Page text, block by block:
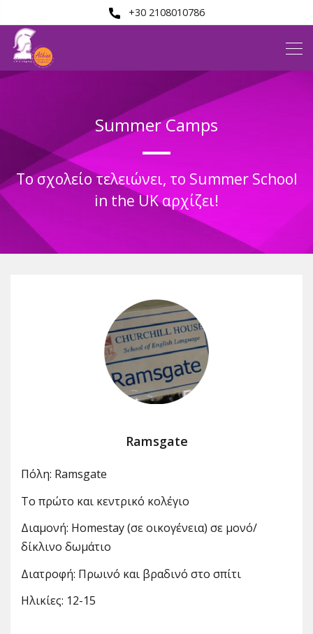
+30 2108010786
Summer Camps
Το σχολείο τελειώνει, το Summer School
in the UK αρχίζει!
Ramsgate
Πόλη: Ramsgate
Το πρώτο και κεντρικό κολέγιο
Διαμονή: Homestay (σε οικογένεια) σε μονό/
δίκλινο δωμάτιο
Διατροφή: Πρωινό και βραδινό στο σπίτι
Ηλικίες: 12-15